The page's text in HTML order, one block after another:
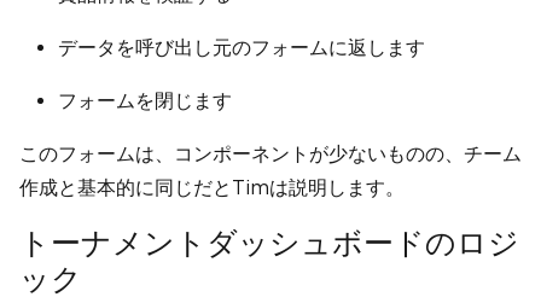
データを呼び出し元のフォームに返します
フォームを閉じます
このフォームは、コンポーネントが少ないものの、チーム
作成と基本的に同じだとTimは説明します。
トーナメントダッシュボードのロジ
ック